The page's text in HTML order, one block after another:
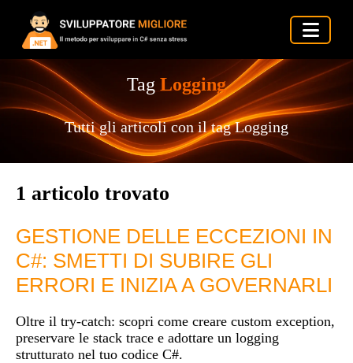
Tag Logging
Tutti gli articoli con il tag Logging
1 articolo trovato
GESTIONE DELLE ECCEZIONI IN
C#: SMETTI DI SUBIRE GLI
ERRORI E INIZIA A GOVERNARLI
Oltre il try-catch: scopri come creare custom exception,
preservare le stack trace e adottare un logging
strutturato nel tuo codice C#.